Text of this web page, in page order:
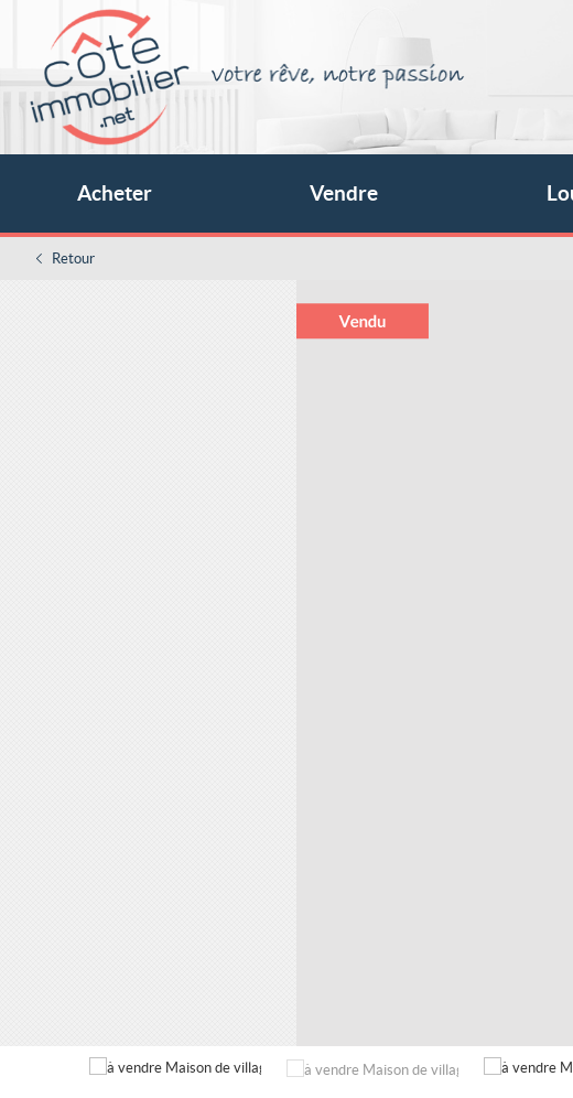
Acheter Vendre
Retour